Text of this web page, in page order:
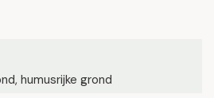
humusrijke grond